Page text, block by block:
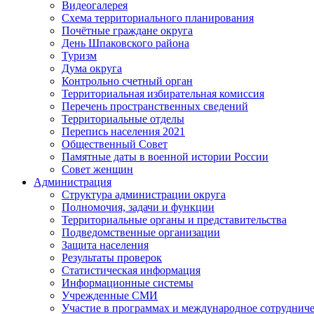
Видеогалерея
Схема территориального планирования
Почётные граждане округа
День Шпаковского района
Туризм
Дума округа
Контрольно счетный орган
Территориальная избирательная комиссия
Перечень пространственных сведений
Территориальные отделы
Перепись населения 2021
Общественный Совет
Памятные даты в военной истории России
Совет женщин
Администрация
Структура администрации округа
Полномочия, задачи и функции
Территориальные органы и представительства
Подведомственные организации
Защита населения
Результаты проверок
Статистическая информация
Информационные системы
Учрежденные СМИ
Участие в программах и международное